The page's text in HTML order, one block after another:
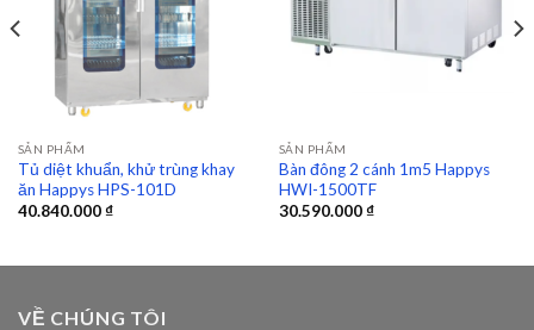
wishlist
SẢN PHẨM
Tủ diệt khuẩn, khử trùng khay
ăn Happys HPS-101D
40.840.000₫
SẢN PHẨM
Bàn đông 2 cánh 1m5 Happys
HWI-1500TF
30.590.000₫
VỀ CHÚNG TÔI